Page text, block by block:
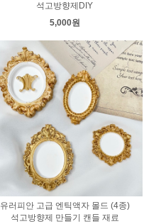
석고방향제DIY
5,000원
유러피안 고급 엔틱액자 몰드 (4종)
석고방향제 만들기 캔들 재료